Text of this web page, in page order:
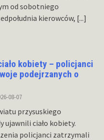
od sobotniego
kierowców, [...]
kobiety – policjanci
podejrzanych o
08-07
przysuskiego
ujawnili ciało kobiety.
policjanci zatrzymali